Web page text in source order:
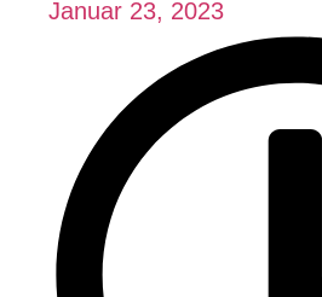
Januar 23, 2023